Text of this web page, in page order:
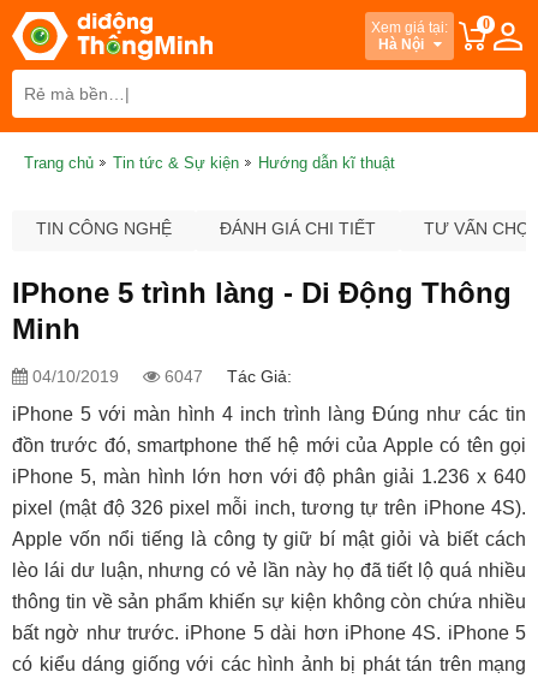
Xem giá tại:
Hà Nội
0
Trang chủ Tin tức & Sự kiện Hướng dẫn kĩ thuật
TIN CÔNG NGHỆ ĐÁNH GIÁ CHI TIẾT TƯ VẤN
IPhone 5 trình làng - Di Động Thông
Minh
04/10/2019 6047 Tác Giả:
iPhone 5 với màn hình 4 inch trình làng Đúng như các tin
đồn trước đó, smartphone thế hệ mới của Apple có tên gọi
iPhone 5, màn hình lớn hơn với độ phân giải 1.236 x 640
pixel (mật độ 326 pixel mỗi inch, tương tự trên iPhone 4S).
Apple vốn nổi tiếng là công ty giữ bí mật giỏi và biết cách
lèo lái dư luận, nhưng có vẻ lần này họ đã tiết lộ quá nhiều
thông tin về sản phẩm khiến sự kiện không còn chứa nhiều
bất ngờ như trước. iPhone 5 dài hơn iPhone 4S. iPhone 5
có kiểu dáng giống với các hình ảnh bị phát tán trên mạng